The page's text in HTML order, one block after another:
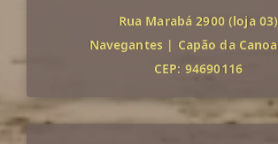
Rua Marabá 2900 (loja 03)
Navegantes | Capão da Canoa
CEP: 94690116